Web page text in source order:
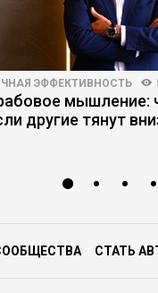
ЭФФЕКТИВНОСТЬ
мышление:
другие тянут
СТАТЬ